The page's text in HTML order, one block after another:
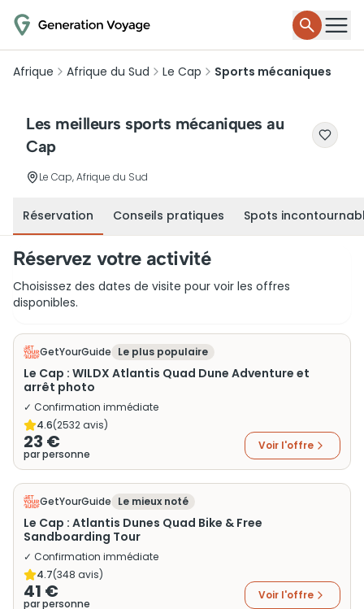
Afrique Afrique du Sud Le Cap Sports mécaniques
Les meilleurs sports mécaniques au
Cap
Le Cap, Afrique du Sud
Réservation Conseils pratiques Spots
Réservez votre activité
Choisissez des dates de visite pour voir les offres
disponibles.
GetYourGuide Le plus populaire
Le Cap : WILDX Atlantis Quad Dune Adventure et
arrêt photo
✓ Confirmation immédiate
4.6(2532avis)
23 €
par personne
Voir l'offre
GetYourGuide Le mieux noté
Le Cap : Atlantis Dunes Quad Bike & Free
Sandboarding Tour
✓ Confirmation immédiate
4.7(348 avis)
41 €
par personne
Voir l'offre